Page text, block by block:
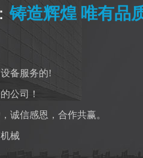
铸造辉煌 唯有品
备服务的!
公司！
诚信感恩，合作共赢。
械